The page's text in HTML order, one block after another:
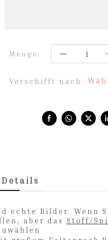
Menge:
Verschifft nach:
echte Bilder. Wenn
aber das Stoff/